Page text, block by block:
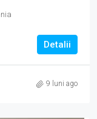
Detalii
9 luni ago